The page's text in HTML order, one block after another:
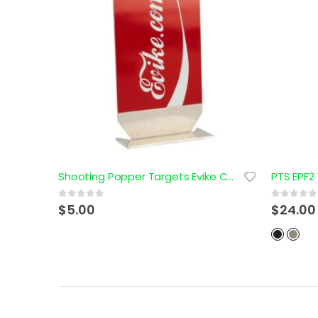
Shooting Popper Targets Evike Cola
0out of 5
$5.00 0out of 5
$24.00